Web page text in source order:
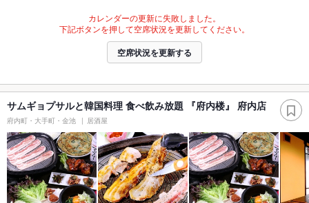
カレンダーの更新に失敗しました。
下記ボタンを押して空席状況を更新してください。
空席状況を更新する
サムギョプサルと韓国料理 食べ飲み放題 『府内楼』 府内店
府内町・大手町・金池 居酒屋